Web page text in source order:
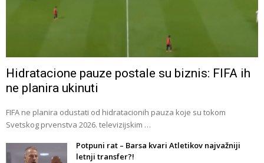
Hidratacione pauze postale su biznis: FIFA ih
ne planira ukinuti
FIFA ne planira odustati od hidratacionih pauza koje su tokom
Svetskog prvenstva 2026. televizijskim …
Potpuni rat – Barsa kvari Atletikov najvažniji
letnji transfer?!